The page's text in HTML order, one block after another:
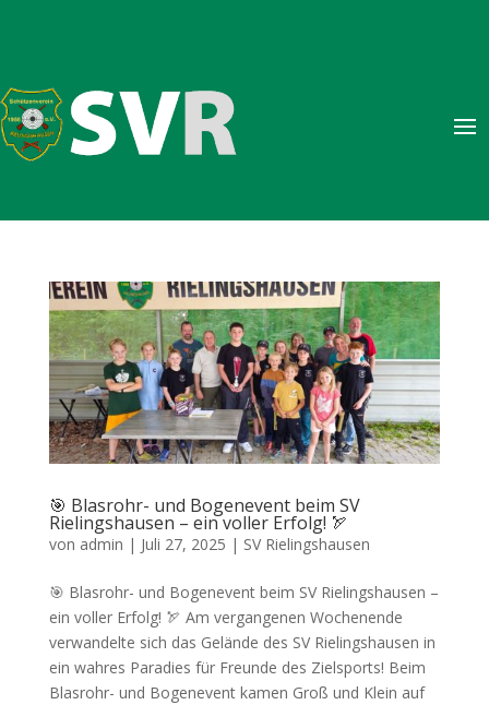
🎯 Blasrohr- und Bogenevent beim SV
Rielingshausen – ein voller Erfolg! 🏹
von admin | Juli 27, 2025 | SV Rielingshausen
🎯 Blasrohr- und Bogenevent beim SV Rielingshausen –
ein voller Erfolg! 🏹 Am vergangenen Wochenende
verwandelte sich das Gelände des SV Rielingshausen in
ein wahres Paradies für Freunde des Zielsports! Beim
Blasrohr- und Bogenevent kamen Groß und Klein auf